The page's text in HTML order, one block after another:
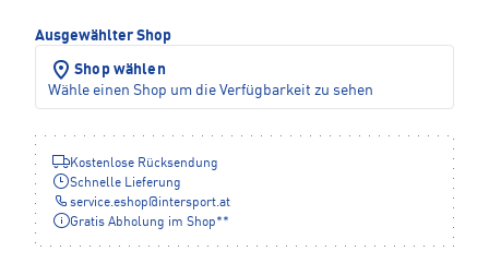
Ausgewählter Shop
Shop wählen
Wähle einen Shop um die Verfügbarkeit zu sehen
Kostenlose Rücksendung
Schnelle Lieferung
service.eshop@intersport.at
Gratis Abholung im Shop**